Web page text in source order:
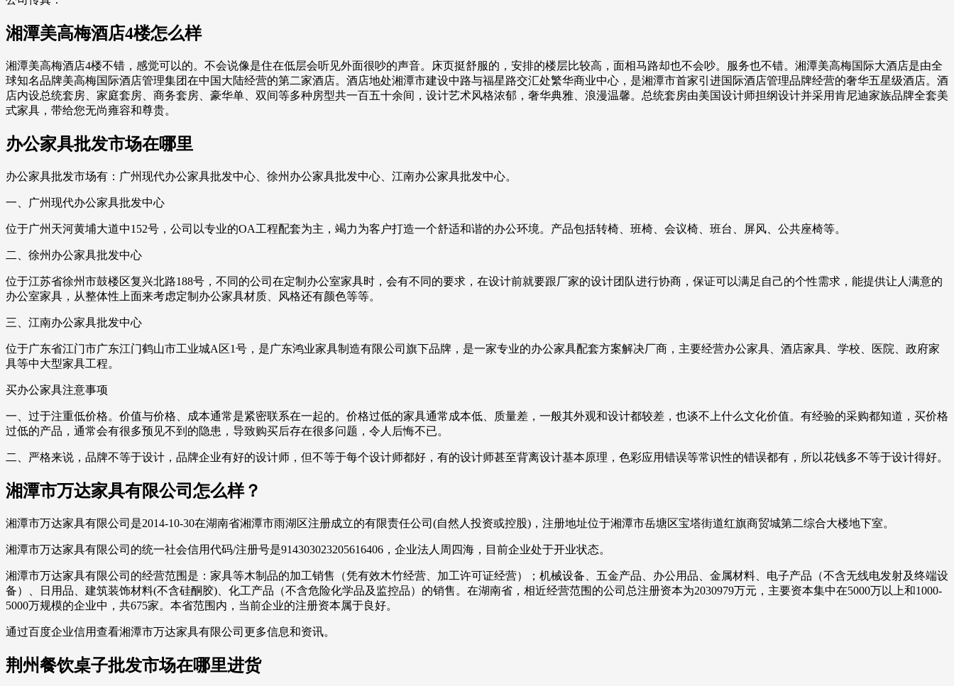
湘潭美高梅酒店4楼怎么样
湘潭美高梅酒店4楼不错，感觉可以的。不会说像是住在低层会听见外面很吵的声音。床页挺舒服的，安排的楼层比较高，面相马路却也不会吵。服务也不错。湘潭美高梅国际大酒店是由全
球知名品牌美高梅国际酒店管理集团在中国大陆经营的第二家酒店。酒店地处湘潭市建设中路与福星路交汇处繁华商业中心，是湘潭市首家引进国际酒店管理品牌经营的奢华五星级酒店。酒
店内设总统套房、家庭套房、商务套房、豪华单、双间等多种房型共一百五十余间，设计艺术风格浓郁，奢华典雅、浪漫温馨。总统套房由美国设计师担纲设计并采用肯尼迪家族品牌全套美
式家具，带给您无尚雍容和尊贵。
办公家具批发市场在哪里
办公家具批发市场有：广州现代办公家具批发中心、徐州办公家具批发中心、江南办公家具批发中心。
一、广州现代办公家具批发中心
位于广州天河黄埔大道中152号，公司以专业的OA工程配套为主，竭力为客户打造一个舒适和谐的办公环境。产品包括转椅、班椅、会议椅、班台、屏风、公共座椅等。
二、徐州办公家具批发中心
位于江苏省徐州市鼓楼区复兴北路188号，不同的公司在定制办公室家具时，会有不同的要求，在设计前就要跟厂家的设计团队进行协商，保证可以满足自己的个性需求，能提供让人满意的
办公室家具，从整体性上面来考虑定制办公家具材质、风格还有颜色等等。
三、江南办公家具批发中心
位于广东省江门市广东江门鹤山市工业城A区1号，是广东鸿业家具制造有限公司旗下品牌，是一家专业的办公家具配套方案解决厂商，主要经营办公家具、酒店家具、学校、医院、政府家
具等中大型家具工程。
买办公家具注意事项
一、过于注重低价格。价值与价格、成本通常是紧密联系在一起的。价格过低的家具通常成本低、质量差，一般其外观和设计都较差，也谈不上什么文化价值。有经验的采购都知道，买价格
过低的产品，通常会有很多预见不到的隐患，导致购买后存在很多问题，令人后悔不已。
二、严格来说，品牌不等于设计，品牌企业有好的设计师，但不等于每个设计师都好，有的设计师甚至背离设计基本原理，色彩应用错误等常识性的错误都有，所以花钱多不等于设计得好。
湘潭市万达家具有限公司怎么样？
湘潭市万达家具有限公司是2014-10-30在湖南省湘潭市雨湖区注册成立的有限责任公司(自然人投资或控股)，注册地址位于湘潭市岳塘区宝塔街道红旗商贸城第二综合大楼地下室。
湘潭市万达家具有限公司的统一社会信用代码/注册号是914303023205616406，企业法人周四海，目前企业处于开业状态。
湘潭市万达家具有限公司的经营范围是：家具等木制品的加工销售（凭有效木竹经营、加工许可证经营）；机械设备、五金产品、办公用品、金属材料、电子产品（不含无线电发射及终端设
备）、日用品、建筑装饰材料(不含硅酮胶)、化工产品（不含危险化学品及监控品）的销售。在湖南省，相近经营范围的公司总注册资本为2030979万元，主要资本集中在5000万以上和1000-
5000万规模的企业中，共675家。本省范围内，当前企业的注册资本属于良好。
通过百度企业信用查看湘潭市万达家具有限公司更多信息和资讯。
荆州餐饮桌子批发市场在哪里进货